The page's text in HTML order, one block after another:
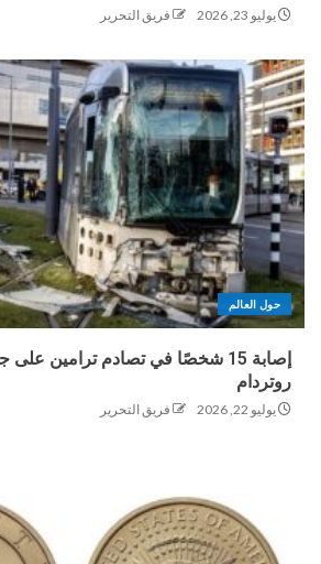
يوليو 23, 2026 فريق التحرير
حول العالم
إصابة 15 شخصًا في تصادم ترامين
روتردام
يوليو 22, 2026 فريق التحرير